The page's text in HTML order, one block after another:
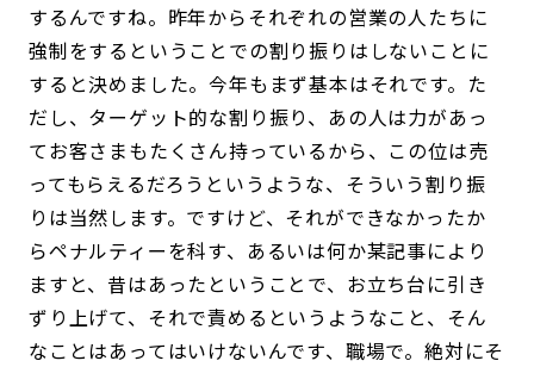
するんですね。昨年からそれぞれの営業の人たちに
強制をするということでの割り振りはしないことに
すると決めました。今年もまず基本はそれです。た
だし、ターゲット的な割り振り、あの人は力があっ
てお客さまもたくさん持っているから、この位は売
ってもらえるだろうというような、そういう割り振
りは当然します。ですけど、それができなかったか
らペナルティーを科す、あるいは何か某記事により
ますと、昔はあったということで、お立ち台に引き
ずり上げて、それで責めるというようなこと、そん
なことはあってはいけないんです、職場で。絶対にそ